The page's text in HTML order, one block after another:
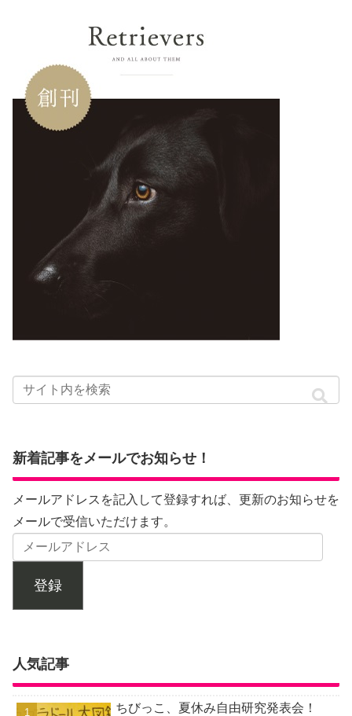
新着記事をメールでお知らせ！
メールアドレスを記入して登録すれば、更新のお知らせを
メールで受信いただけます。
登録
人気記事
ちびっこ、夏休み自由研究発表会！